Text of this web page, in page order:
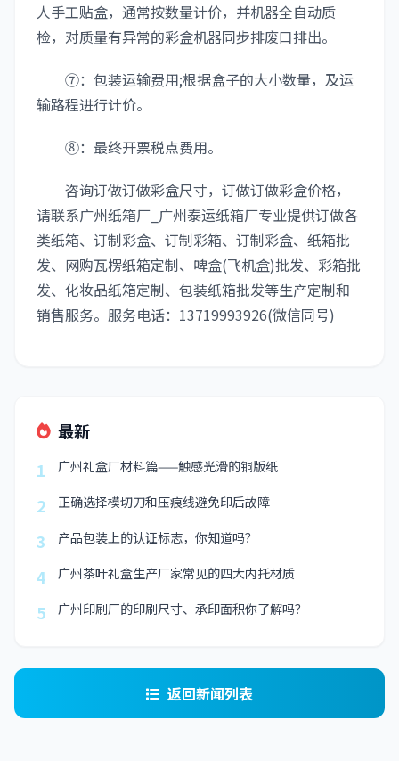
人手工贴盒，通常按数量计价，并机器全自动质
检，对质量有异常的彩盒机器同步排废口排出。
⑦：包装运输费用;根据盒子的大小数量，及运
输路程进行计价。
⑧：最终开票税点费用。
咨询订做订做彩盒尺寸，订做订做彩盒价格，
请联系广州纸箱厂_广州泰运纸箱厂专业提供订做各
类纸箱、订制彩盒、订制彩箱、订制彩盒、纸箱批
发、网购瓦楞纸箱定制、啤盒(飞机盒)批发、彩箱批
发、化妆品纸箱定制、包装纸箱批发等生产定制和
销售服务。服务电话：13719993926(微信同号)
最新
1
广州礼盒厂材料篇——触感光滑的铜版纸
2 正确选择模切刀和压痕线避免印后故障
3 产品包装上的认证标志，你知道吗？
4 广州茶叶礼盒生产厂家常见的四大内托材质
5 广州印刷厂的印刷尺寸、承印面积你了解吗？
返回新闻列表